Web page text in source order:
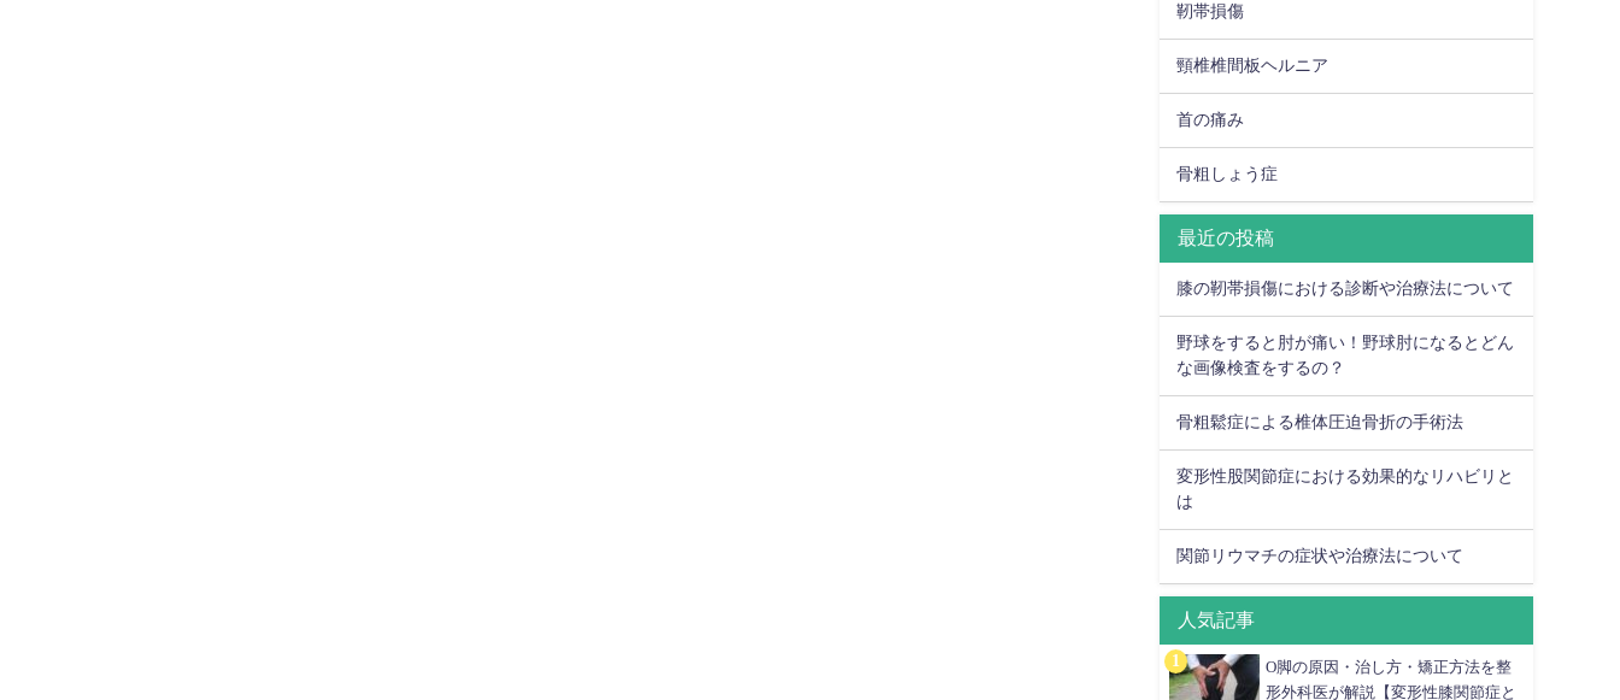
靭帯損傷
頸椎椎間板ヘルニア
首の痛み
骨粗しょう症
最近の投稿
膝の靭帯損傷における診断や治療法について
野球をすると肘が痛い！野球肘になるとどん
な画像検査をするの？
骨粗鬆症による椎体圧迫骨折の手術法
変形性股関節症における効果的なリハビリと
は
関節リウマチの症状や治療法について
人気記事
O脚の原因・治し方・矯正方法を整
形外科医が解説【変形性膝関節症と